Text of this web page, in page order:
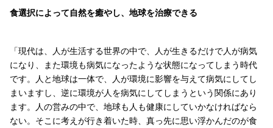
食選択によって自然を癒やし、地球を治療できる
「現代は、人が生活する世界の中で、人が生きるだけで人が病気
になり、また環境も病気になったような状態になってしまう時代
です。人と地球は一体で、人が環境に影響を与えて病気にしてし
まいますし、逆に環境が人を病気にしてしまうという関係にあり
ます。人の営みの中で、地球も人も健康にしていかなければなら
ない。そこに考えが行き着いた時、真っ先に思い浮かんだのが食